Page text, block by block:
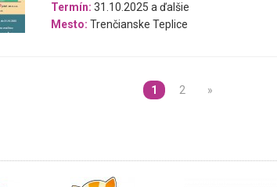
Termín: 31.10.2025 a ďalšie
Mesto: Trenčianske Teplice
1 2 »